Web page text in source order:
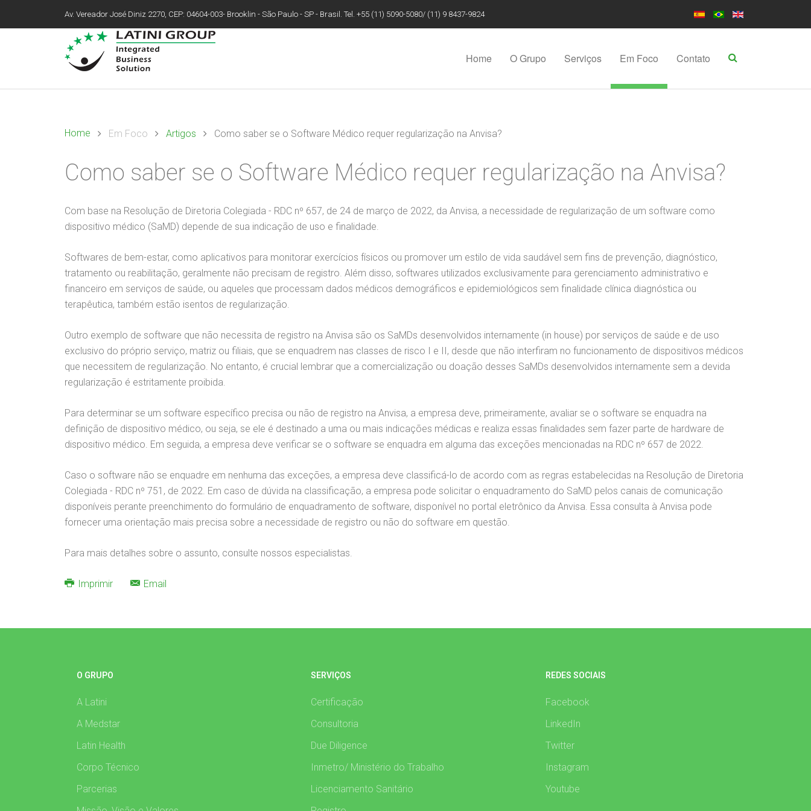
Av. Vereador José Diniz 2270, CEP: 04604-003- Brooklin - São Paulo - SP - Brasil. Tel. +55 (11) 5090-5080/ (11) 9 8437-9824
Home O Grupo Serviços Em Foco Contato
Home Em Foco Artigos Como saber se o Software Médico requer regularização na Anvisa?
Como saber se o Software Médico requer regularização na Anvisa?
Com base na Resolução de Diretoria Colegiada - RDC nº 657, de 24 de março de 2022, da Anvisa, a necessidade de regularização de um software como
dispositivo médico (SaMD) depende de sua indicação de uso e finalidade.
Softwares de bem-estar, como aplicativos para monitorar exercícios físicos ou promover um estilo de vida saudável sem fins de prevenção, diagnóstico,
tratamento ou reabilitação, geralmente não precisam de registro. Além disso, softwares utilizados exclusivamente para gerenciamento administrativo e
financeiro em serviços de saúde, ou aqueles que processam dados médicos demográficos e epidemiológicos sem finalidade clínica diagnóstica ou
terapêutica, também estão isentos de regularização.
Outro exemplo de software que não necessita de registro na Anvisa são os SaMDs desenvolvidos internamente (in house) por serviços de saúde e de uso
exclusivo do próprio serviço, matriz ou filiais, que se enquadrem nas classes de risco I e II, desde que não interfiram no funcionamento de dispositivos médicos
que necessitem de regularização. No entanto, é crucial lembrar que a comercialização ou doação desses SaMDs desenvolvidos internamente sem a devida
regularização é estritamente proibida.
Para determinar se um software específico precisa ou não de registro na Anvisa, a empresa deve, primeiramente, avaliar se o software se enquadra na
definição de dispositivo médico, ou seja, se ele é destinado a uma ou mais indicações médicas e realiza essas finalidades sem fazer parte de hardware de
dispositivo médico. Em seguida, a empresa deve verificar se o software se enquadra em alguma das exceções mencionadas na RDC nº 657 de 2022.
Caso o software não se enquadre em nenhuma das exceções, a empresa deve classificá-lo de acordo com as regras estabelecidas na Resolução de Diretoria
Colegiada - RDC nº 751, de 2022. Em caso de dúvida na classificação, a empresa pode solicitar o enquadramento do SaMD pelos canais de comunicação
disponíveis perante preenchimento do formulário de enquadramento de software, disponível no portal eletrônico da Anvisa. Essa consulta à Anvisa pode
fornecer uma orientação mais precisa sobre a necessidade de registro ou não do software em questão.
Para mais detalhes sobre o assunto, consulte nossos especialistas.
Imprimir Email
O GRUPO
A Latini
A Medstar
Latin Health
Corpo Técnico
Parcerias
SERVIÇOS
Certificação
Consultoria
Due Diligence
Inmetro/ Ministério do Trabalho
Licenciamento Sanitário
REDES SOCIAIS
Facebook
LinkedIn
Twitter
Instagram
Youtube